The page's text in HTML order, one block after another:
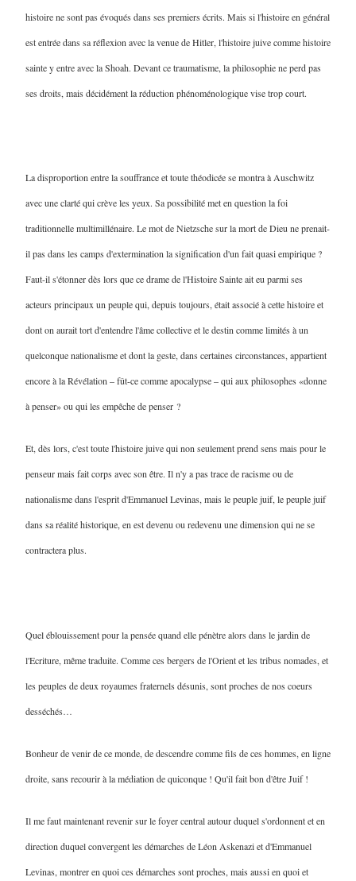
histoire ne sont pas évoqués dans ses premiers écrits. Mais si l'histoire en général
est entrée dans sa réflexion avec la venue de Hitler, l'histoire juive comme histoire
sainte y entre avec la Shoah. Devant ce traumatisme, la philosophie ne perd pas
ses droits, mais décidément la réduction phénoménologique vise trop court.
La disproportion entre la souffrance et toute théodicée se montra à Auschwitz
avec une clarté qui crève les yeux. Sa possibilité met en question la foi
traditionnelle multimillénaire. Le mot de Nietzsche sur la mort de Dieu ne prenait-
il pas dans les camps d'extermination la signification d'un fait quasi empirique ?
Faut-il s'étonner dès lors que ce drame de l'Histoire Sainte ait eu parmi ses
acteurs principaux un peuple qui, depuis toujours, était associé à cette histoire et
dont on aurait tort d'entendre l'âme collective et le destin comme limités à un
quelconque nationalisme et dont la geste, dans certaines circonstances, appartient
encore à la Révélation – fût-ce comme apocalypse – qui aux philosophes «donne
à penser» ou qui les empêche de penser ?
Et, dès lors, c'est toute l'histoire juive qui non seulement prend sens mais pour le
penseur mais fait corps avec son être. Il n'y a pas trace de racisme ou de
nationalisme dans l'esprit d'Emmanuel Levinas, mais le peuple juif, le peuple juif
dans sa réalité historique, en est devenu ou redevenu une dimension qui ne se
contractera plus.
Quel éblouissement pour la pensée quand elle pénètre alors dans le jardin de
l'Ecriture, même traduite. Comme ces bergers de l'Orient et les tribus nomades, et
les peuples de deux royaumes fraternels désunis, sont proches de nos coeurs
desséchés…
Bonheur de venir de ce monde, de descendre comme fils de ces hommes, en ligne
droite, sans recourir à la médiation de quiconque ! Qu'il fait bon d'être Juif !
Il me faut maintenant revenir sur le foyer central autour duquel s'ordonnent et en
direction duquel convergent les démarches de Léon Askenazi et d'Emmanuel
Levinas, montrer en quoi ces démarches sont proches, mais aussi en quoi et